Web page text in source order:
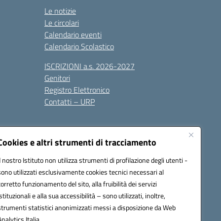
e altri strumenti di tracciamento
nostro Istituto non utilizza strumenti di profilazione degli utenti -
utilizzati esclusivamente cookies tecnici necessari al
funzionamento del sito, alla fruibilità dei servizi
e alla sua accessibilità – sono utilizzati, inoltre,
statistici anonimizzati messi a disposizione da Web
Le notizie
Le circolari
Calendario eventi
Calendario Scolastico
ISCRIZIONI a.s. 2026-2027
Genitori
Registro Elettronico
Contatti – URP